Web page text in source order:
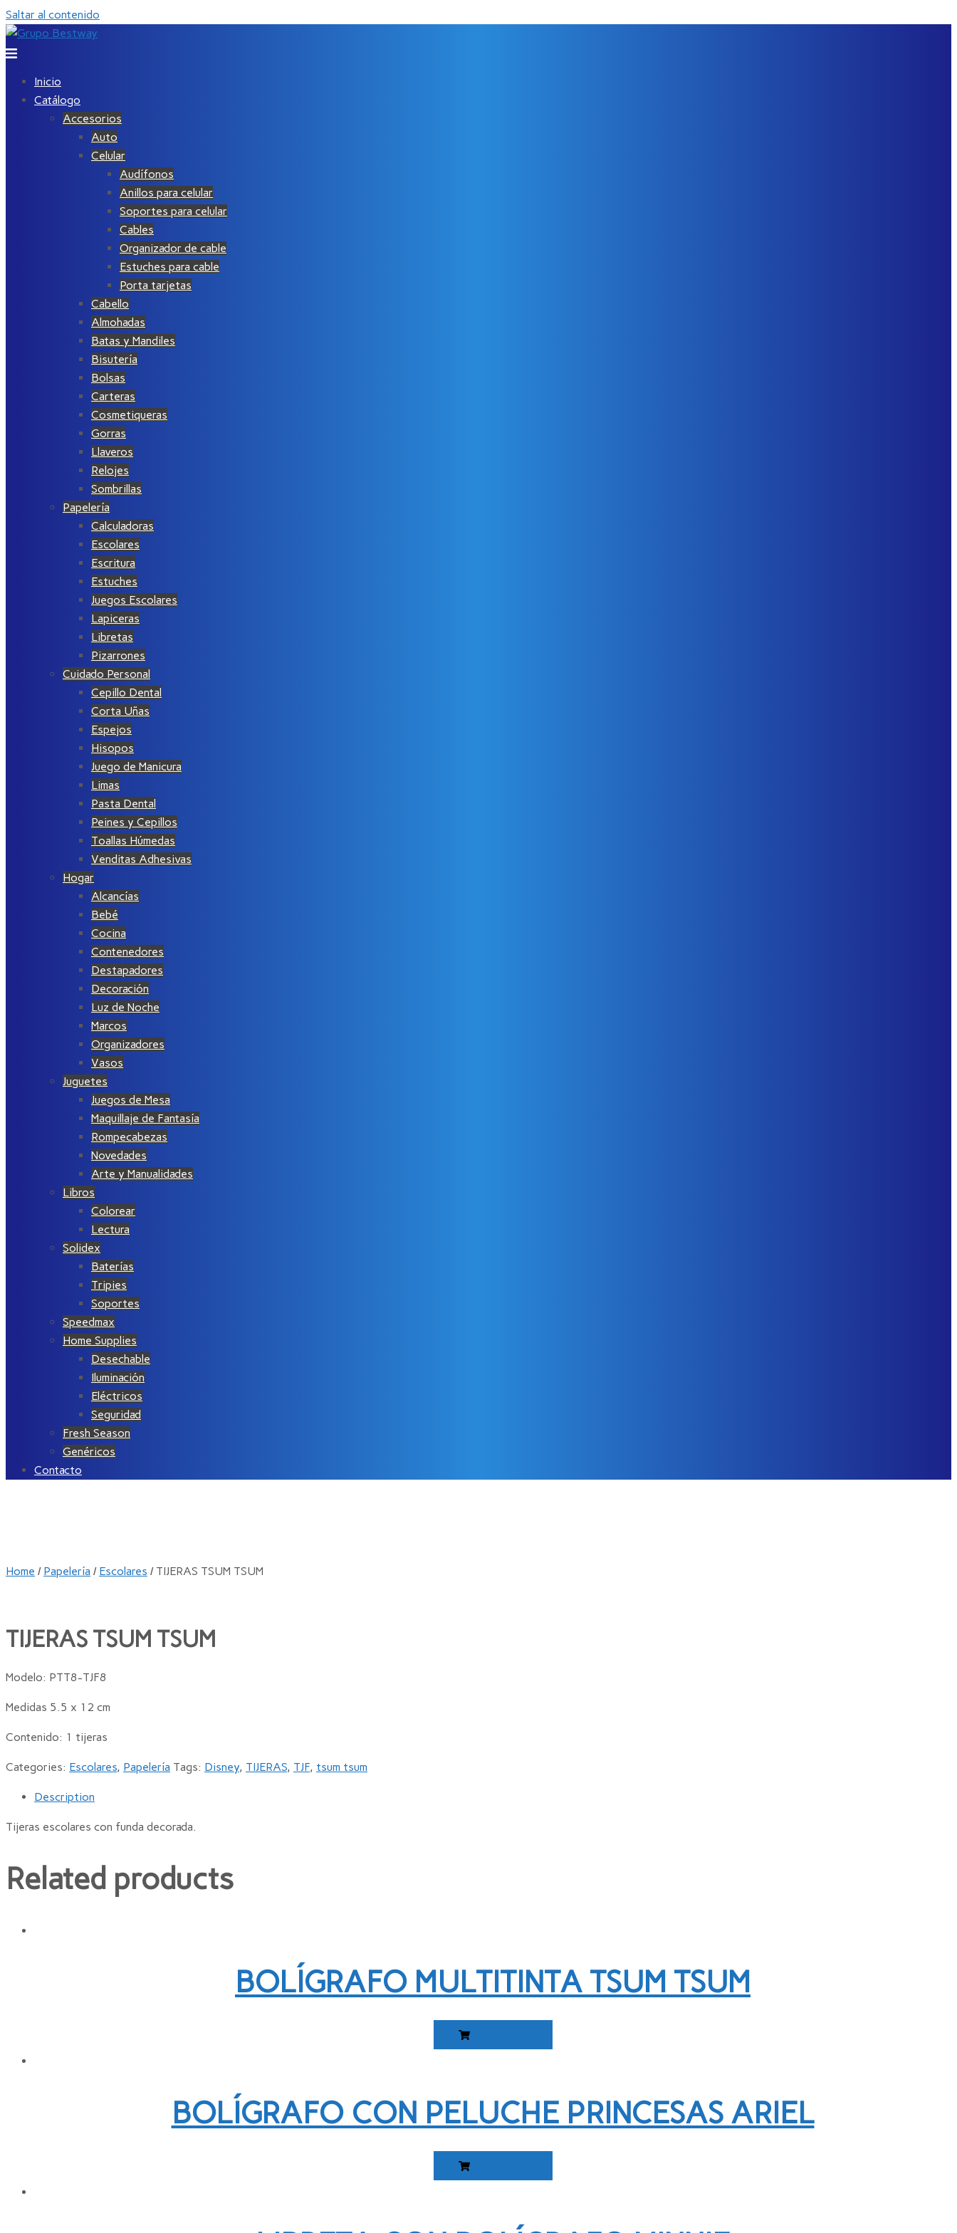
Saltar al contenido
Inicio
Catálogo
Accesorios
Auto
Celular
Audífonos
Anillos para celular
Soportes para celular
Cables
Organizador de cable
Estuches para cable
Porta tarjetas
Cabello
Almohadas
Batas y Mandiles
Bisutería
Bolsas
Carteras
Cosmetiqueras
Gorras
Llaveros
Relojes
Sombrillas
Papelería
Calculadoras
Escolares
Escritura
Estuches
Juegos Escolares
Lapiceras
Libretas
Pizarrones
Cuidado Personal
Cepillo Dental
Corta Uñas
Espejos
Hisopos
Juego de Manicura
Limas
Pasta Dental
Peines y Cepillos
Toallas Húmedas
Venditas Adhesivas
Hogar
Alcancías
Bebé
Cocina
Contenedores
Destapadores
Decoración
Luz de Noche
Marcos
Organizadores
Vasos
Juguetes
Juegos de Mesa
Maquillaje de Fantasía
Rompecabezas
Novedades
Arte y Manualidades
Libros
Colorear
Lectura
Solidex
Baterías
Tripies
Soportes
Speedmax
Home Supplies
Desechable
Iluminación
Eléctricos
Seguridad
Fresh Season
Genéricos
Contacto
Home / Papelería / Escolares / TIJERAS TSUM TSUM
TIJERAS TSUM TSUM
Modelo: PTT8-TJF8
Medidas 5.5 x 12 cm
Contenido: 1 tijeras
Categories: Escolares, Papelería Tags: Disney, TIJERAS, TJF, tsum tsum
Description
Tijeras escolares con funda decorada.
Related products
BOLÍGRAFO MULTITINTA TSUM TSUM
READ MORE
BOLÍGRAFO CON PELUCHE PRINCESAS ARIEL
READ MORE